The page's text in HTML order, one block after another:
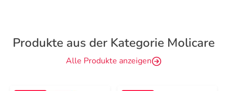
Produkte aus der Kategorie Molicare
Alle Produkte anzeigen